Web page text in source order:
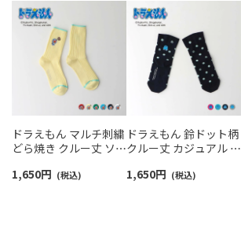
ドラえもん マルチ刺繍
どら焼き クルー丈 ソッ
03297101
1,650円 (税込)
ドラえもん 鈴ドット柄
クルー丈 カジュアル ソ
製 03297104
1,650円 (税込)